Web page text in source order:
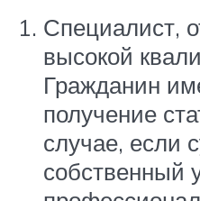
Специалист,
высокой
Гражданин
получение
случае, если
собственный